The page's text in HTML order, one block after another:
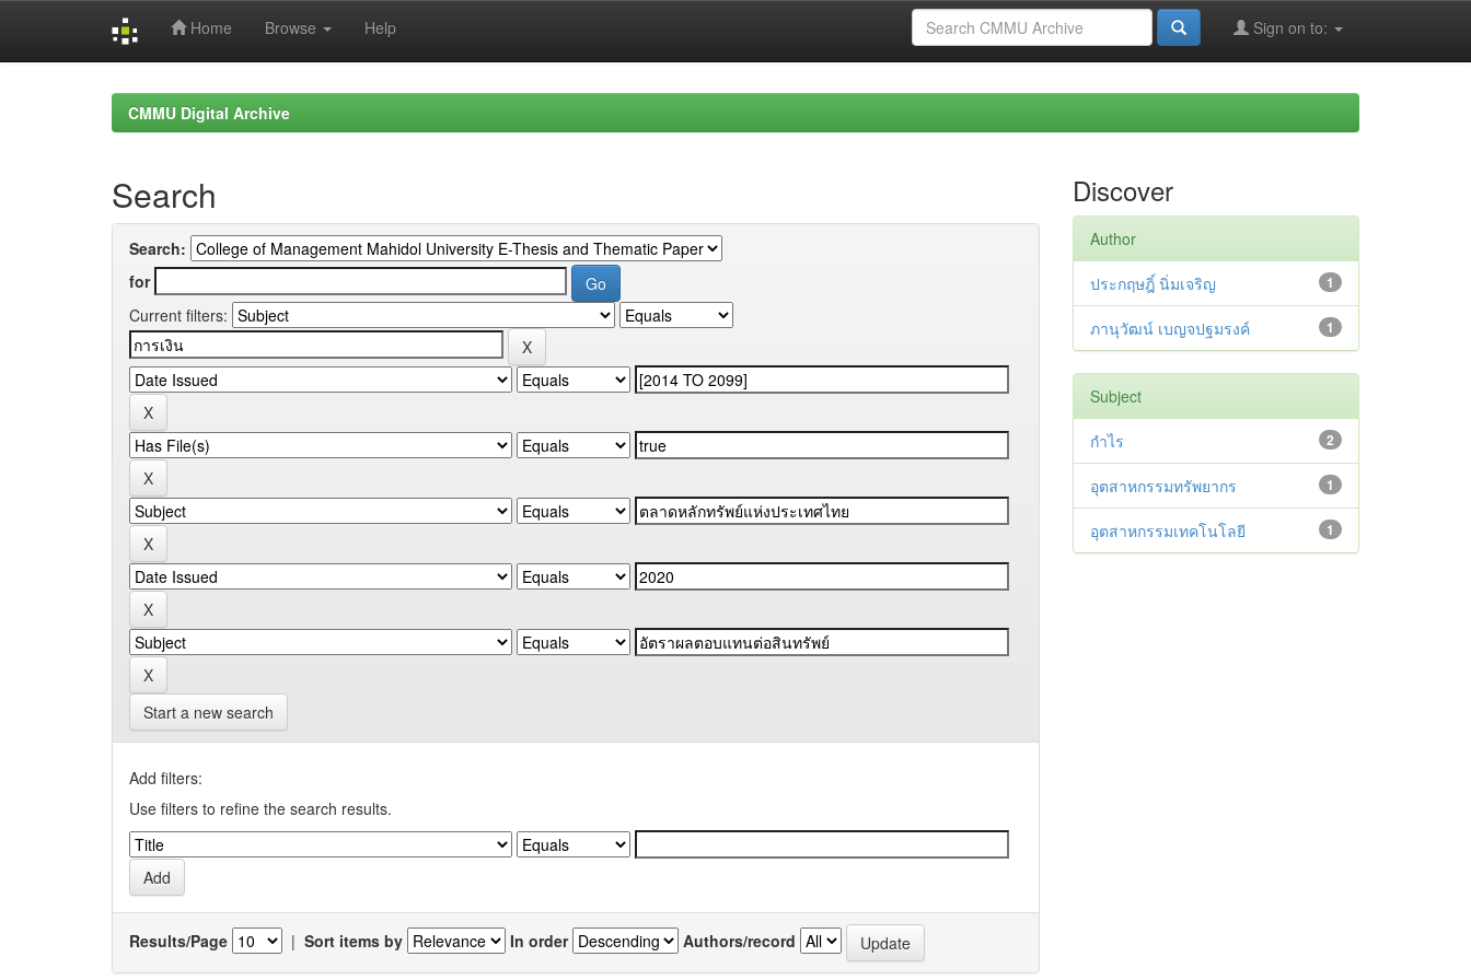
Home Browse Help Sign on to:
CMMU Digital Archive
Search
Search:
for
Current filters:
Start a new search
Add filters:
Use filters to refine the search results.
Results/Page | Sort items by In order Authors/record
Discover
Author
1
ประกฤษฎิ์ นิ่มเจริญ
1
ภานุวัฒน์ เบญจปฐมรงค์
Subject
2
กำไร
1
อุตสาหกรรมทรัพยากร
1
อุตสาหกรรมเทคโนโลยี